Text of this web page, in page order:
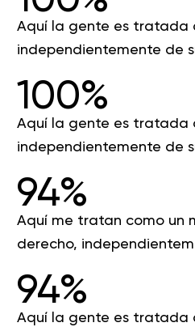
Aquí la gente es tratada
independientemente de
100%
Aquí la gente es tratada
independientemente de
94%
Aquí me tratan como un
derecho,
94%
Aquí la gente es tratada